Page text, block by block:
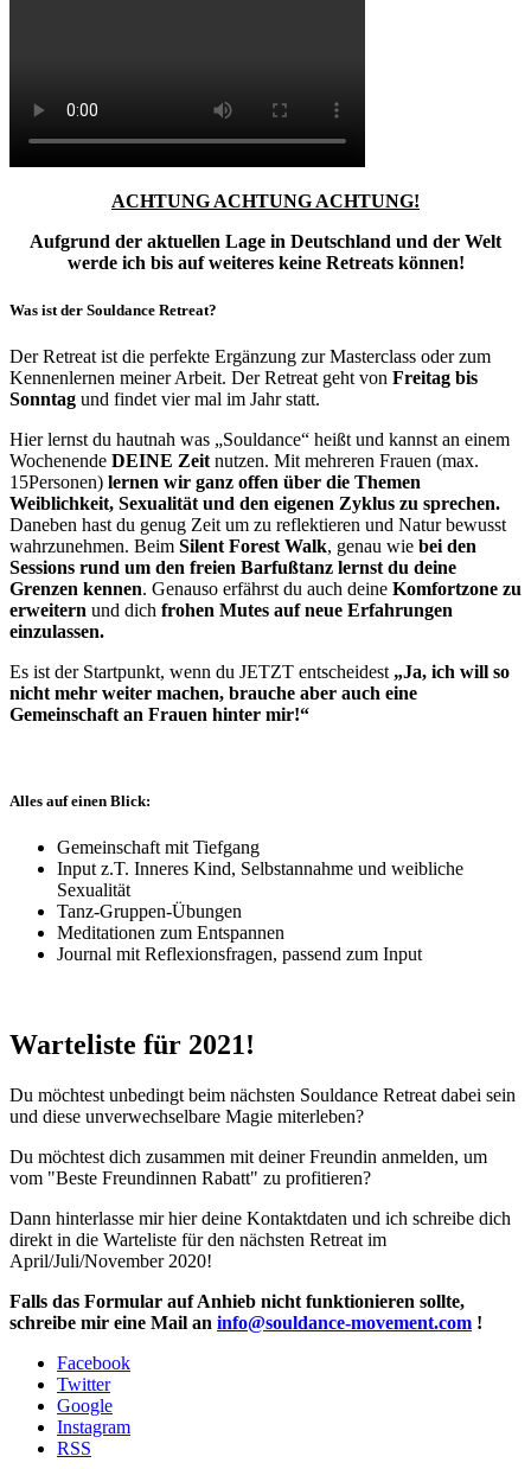
ACHTUNG ACHTUNG ACHTUNG!
Aufgrund der aktuellen Lage in Deutschland und der Welt
werde ich bis auf weiteres keine Retreats können!
Was ist der Souldance Retreat?
Der Retreat ist die perfekte Ergänzung zur Masterclass oder zum
Kennenlernen meiner Arbeit. Der Retreat geht von Freitag bis
Sonntag und findet vier mal im Jahr statt.
Hier lernst du hautnah was „Souldance“ heißt und kannst an einem
Wochenende DEINE Zeit nutzen. Mit mehreren Frauen (max.
15Personen) lernen wir ganz offen über die Themen
Weiblichkeit, Sexualität und den eigenen Zyklus zu sprechen.
Daneben hast du genug Zeit um zu reflektieren und Natur bewusst
wahrzunehmen. Beim Silent Forest Walk, genau wie bei den
Sessions rund um den freien Barfußtanz lernst du deine
Grenzen kennen. Genauso erfährst du auch deine Komfortzone zu
erweitern und dich frohen Mutes auf neue Erfahrungen
einzulassen.
Es ist der Startpunkt, wenn du JETZT entscheidest „Ja, ich will so
nicht mehr weiter machen, brauche aber auch eine
Gemeinschaft an Frauen hinter mir!“
Alles auf einen Blick:
Gemeinschaft mit Tiefgang
Input z.T. Inneres Kind, Selbstannahme und weibliche
Sexualität
Tanz-Gruppen-Übungen
Meditationen zum Entspannen
Journal mit Reflexionsfragen, passend zum Input
Warteliste für 2021!
Du möchtest unbedingt beim nächsten Souldance Retreat dabei sein
und diese unverwechselbare Magie miterleben?
Du möchtest dich zusammen mit deiner Freundin anmelden, um
vom "Beste Freundinnen Rabatt" zu profitieren?
Dann hinterlasse mir hier deine Kontaktdaten und ich schreibe dich
direkt in die Warteliste für den nächsten Retreat im
April/Juli/November 2020!
Falls das Formular auf Anhieb nicht funktionieren sollte,
schreibe mir eine Mail an info@souldance-movement.com !
Facebook
Twitter
Google
Instagram
RSS